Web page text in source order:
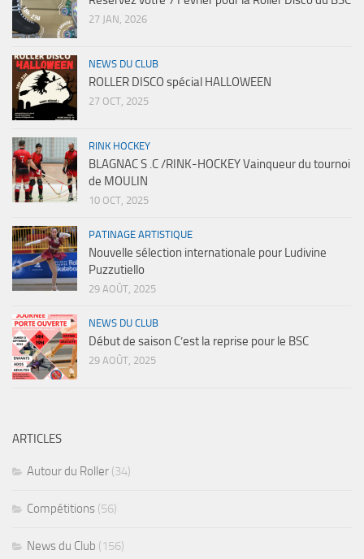
27 JAN, 2026
NEWS DU CLUB
ROLLER DISCO spécial HALLOWEEN
27 OCT, 2025
RINK HOCKEY
BLAGNAC S .C /RINK-HOCKEY Vainqueur du tournoi
de MOULIN
10 OCT, 2025
PATINAGE ARTISTIQUE
Nouvelle sélection internationale pour Ludivine
Puzzutiello
29 AOÛT, 2025
NEWS DU CLUB
Début de saison C’est la reprise pour le BSC
29 AOÛT, 2025
ARTICLES
Autour du Roller (34)
Compétitions (56)
News du Club (156)